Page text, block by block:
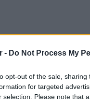
- Do Not Process My
opt-out of the sale,
for targeted
selection. Please note that
να μη